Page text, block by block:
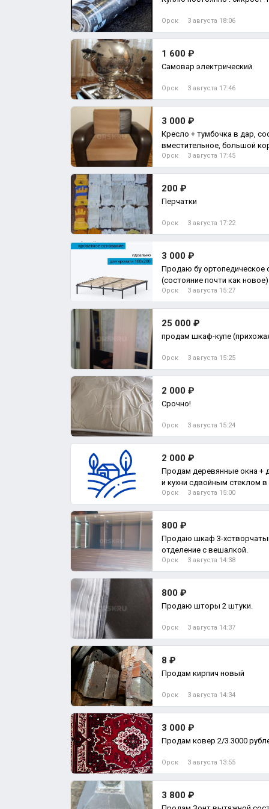
Орск 3 августа 18:06
1 600 ₽
Самовар электрический
Орск 3 августа 17:46
3 000 ₽
Кресло + тумбочка в дар,
вместительное, большой
Орск 3 августа 17:45
200 ₽
Перчатки
Орск 3 августа 17:22
3 000 ₽
Продаю бу ортопедическое
(состояние почти как
средн
Орск 3 августа 15:27
25 000 ₽
продам шкаф-купе
Орск 3 августа 15:25
2 000 ₽
Срочно!
Орск 3 августа 15:24
2 000 ₽
Продам деревянные окна + дверь балконная от зала
и кухни сдвойным стеклом
Орск 3 августа 15:00
800 ₽
Продаю шкаф 3-
отделение с вешалкой.
Орск 3 августа 14:38
800 ₽
Продаю шторы 2 штуки.
Орск 3 августа 14:37
8 ₽
Продам кирпич новый
Орск 3 августа 14:34
3 000 ₽
Продам ковер 2/3 3000
Орск 3 августа 13:55
3 800 ₽